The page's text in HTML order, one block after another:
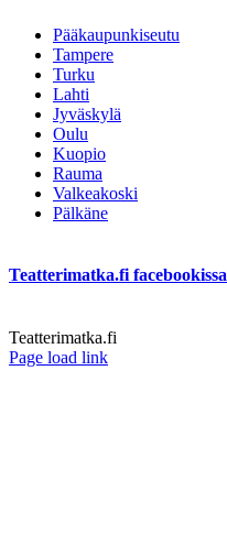
Pääkaupunkiseutu
Tampere
Turku
Lahti
Jyväskylä
Oulu
Kuopio
Rauma
Valkeakoski
Pälkäne
Teatterimatka.fi facebookissa
Teatterimatka.fi
Facebook
Page load link